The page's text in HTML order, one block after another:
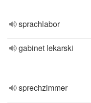
sprachlabor
gabinet lekarski
sprechzimmer